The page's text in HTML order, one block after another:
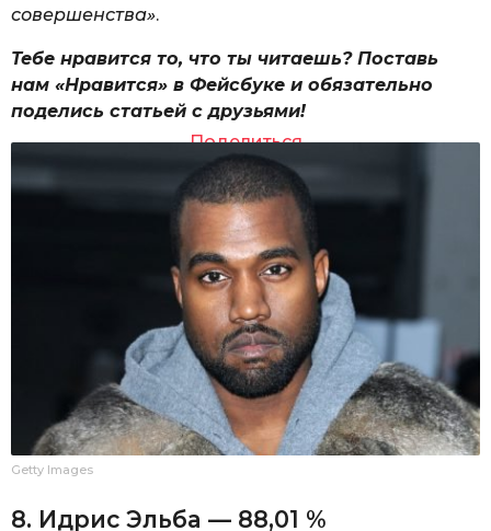
совершенства».
Тебе нравится то, что ты читаешь? Поставь
нам «Нравится» в Фейсбуке и обязательно
поделись статьей с друзьями!
Поделиться
Getty Images
8. Идрис Эльба — 88,01 %